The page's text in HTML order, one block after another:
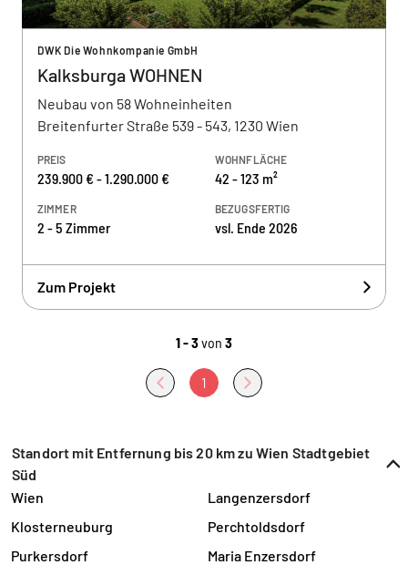
DWK Die Wohnkompanie GmbH
Kalksburga WOHNEN
Neubau von 58 Wohneinheiten
Breitenfurter Straße 539 - 543, 1230 Wien
PREIS
239.900 € - 1.290.000 €
WOHNFLÄCHE
42 - 123 m²
ZIMMER
2 - 5 Zimmer
BEZUGSFERTIG
vsl. Ende 2026
Zum Projekt
1 - 3von 3
1
Standort mit Entfernung bis 20 km zu Wien Stadtgebiet
Süd
Wien
Langenzersdorf
Klosterneuburg
Perchtoldsdorf
Purkersdorf
Maria Enzersdorf